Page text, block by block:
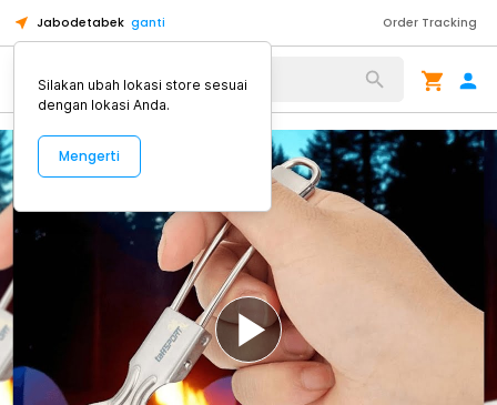
Jabodetabek ganti Order Tracking
Alat Kopi
Silakan ubah lokasi store sesuai
dengan lokasi Anda.
Mengerti